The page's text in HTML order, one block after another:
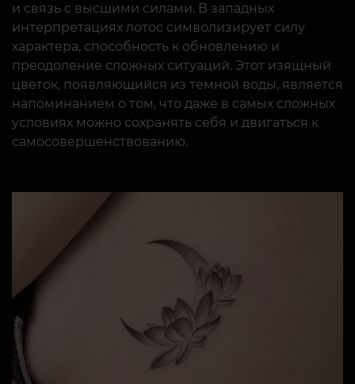
и связь с высшими силами. В западных
интерпретациях лотос символизирует силу
характера, способность к обновлению и
преодоление сложных ситуаций. Этот изящный
цветок, появляющийся из темной воды, является
напоминанием о том, что даже в самых сложных
условиях можно сохранять себя и двигаться к
самосовершенствованию.